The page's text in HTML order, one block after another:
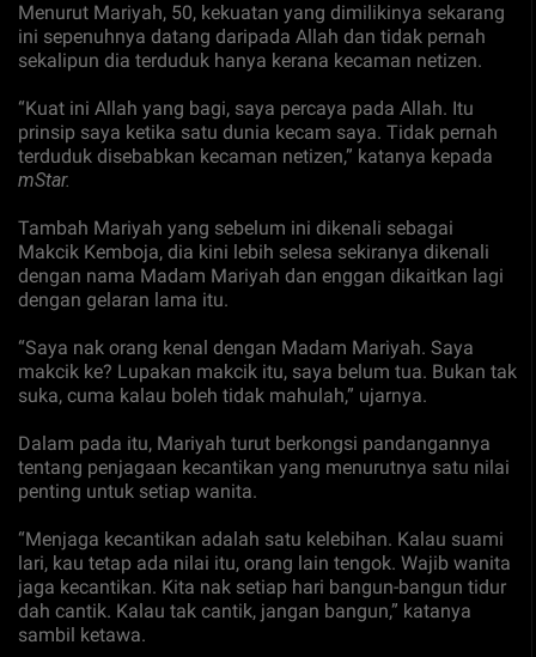
Menurut Mariyah, 50, kekuatan yang dimilikinya sekarang
ini sepenuhnya datang daripada Allah dan tidak pernah
sekalipun dia terduduk hanya kerana kecaman netizen.
“Kuat ini Allah yang bagi, saya percaya pada Allah. Itu
prinsip saya ketika satu dunia kecam saya. Tidak pernah
terduduk disebabkan kecaman netizen,” katanya kepada
mStar.
Tambah Mariyah yang sebelum ini dikenali sebagai
Makcik Kemboja, dia kini lebih selesa sekiranya dikenali
dengan nama Madam Mariyah dan enggan dikaitkan lagi
dengan gelaran lama itu.
“Saya nak orang kenal dengan Madam Mariyah. Saya
makcik ke? Lupakan makcik itu, saya belum tua. Bukan tak
suka, cuma kalau boleh tidak mahulah,” ujarnya.
Dalam pada itu, Mariyah turut berkongsi pandangannya
tentang penjagaan kecantikan yang menurutnya satu nilai
penting untuk setiap wanita.
“Menjaga kecantikan adalah satu kelebihan. Kalau suami
lari, kau tetap ada nilai itu, orang lain tengok. Wajib wanita
jaga kecantikan. Kita nak setiap hari bangun-bangun tidur
dah cantik. Kalau tak cantik, jangan bangun,” katanya
sambil ketawa.